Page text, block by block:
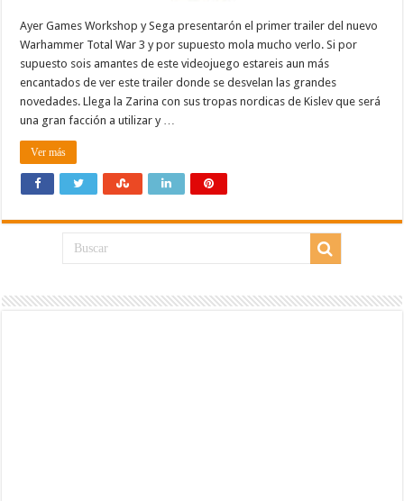
Ayer Games Workshop y Sega presentarón el primer trailer del nuevo
Warhammer Total War 3 y por supuesto mola mucho verlo. Si por
supuesto sois amantes de este videojuego estareis aun más
encantados de ver este trailer donde se desvelan las grandes
novedades. Llega la Zarina con sus tropas nordicas de Kislev que será
una gran facción a utilizar y …
Ver más